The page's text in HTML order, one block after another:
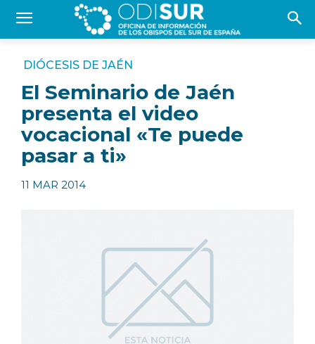
DIÓCESIS DE JAÉN
El Seminario de Jaén
presenta el video
vocacional «Te puede
pasar a ti»
11 MAR 2014